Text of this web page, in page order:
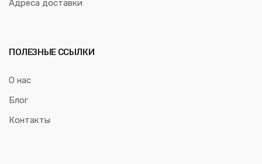
Адреса доставки
ПОЛЕЗНЫЕ ССЫЛКИ
О нас
Блог
Контакты